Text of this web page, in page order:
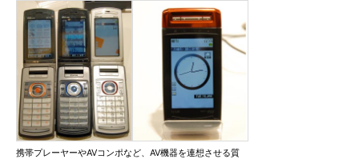
携帯プレーヤーやAVコンポなど、AV機器を連想させる質